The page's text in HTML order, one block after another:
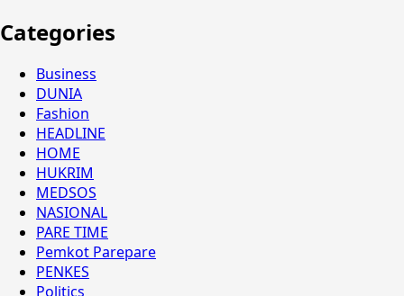
Categories
Business
DUNIA
Fashion
HEADLINE
HOME
HUKRIM
MEDSOS
NASIONAL
PARE TIME
Pemkot Parepare
PENKES
Politics